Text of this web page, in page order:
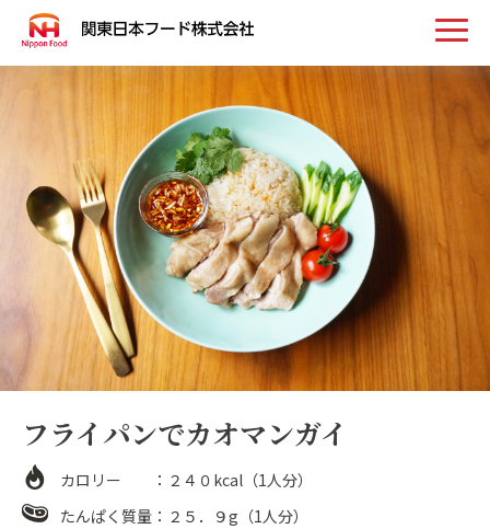
トップ
お知らせ
事業案内
取扱い商品
会社案内
採用情報
フライパンでカオマンガイ
カロリー ：２４０kcal（1人分）
たんぱく質量：２５．９g（1人分）